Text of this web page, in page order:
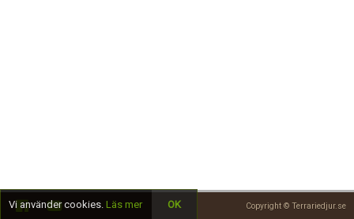
Copyright © Terrariedjur.se
Vi använder cookies. Läs mer OK